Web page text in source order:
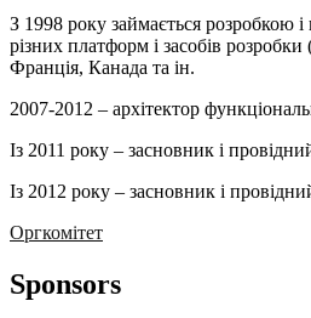
З 1998 року займається розробкою
різних платформ і засобів
Франція, Канада та ін.
2007-2012 – архітектор
Із 2011 року – засновник і
Із 2012 року – засновник і
Оргкомітет
Sponsors